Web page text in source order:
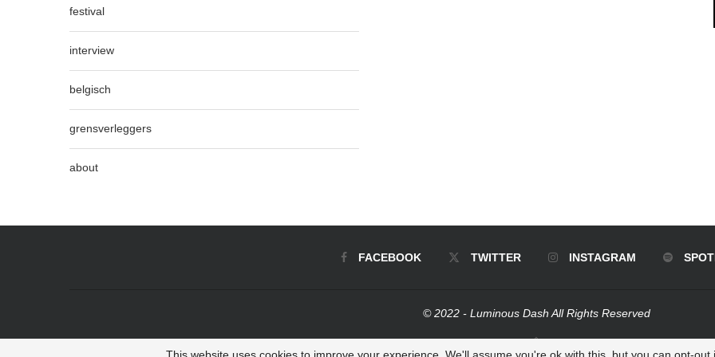
festival
interview
belgisch
grensverleggers
about
FACEBOOK TWITTER INSTAGRAM
© 2022 - Luminous Dash All Rights Reserved
BACK TO TOP